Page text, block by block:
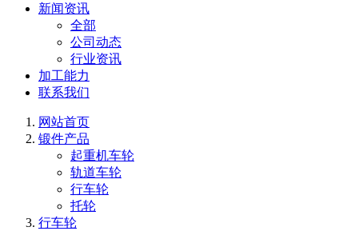
新闻资讯
全部
公司动态
行业资讯
加工能力
联系我们
网站首页
锻件产品
起重机车轮
轨道车轮
行车轮
托轮
行车轮